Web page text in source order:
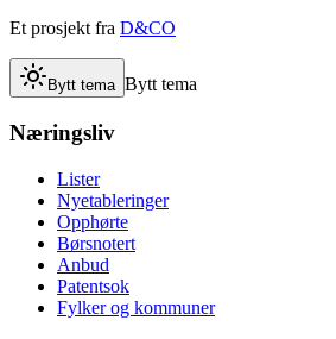
Et prosjekt fra D&CO
Bytt tema Bytt tema
Næringsliv
Lister
Nyetableringer
Opphørte
Børsnotert
Anbud
Patentsok
Fylker og kommuner